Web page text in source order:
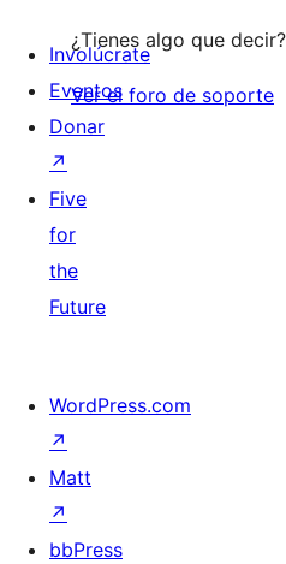
¿Tienes algo que
Ver el foro de soporte
Involúcrate
Eventos
Donar
↗
Five
for
the
Future
WordPress.com
↗
Matt
↗
bbPress